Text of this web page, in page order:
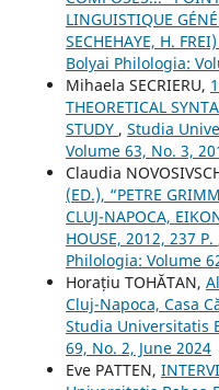
LINGUISTIQUE
SECHEHAYE, H. FREI)
Bolyai Philologia:
Mihaela SECRIERU,
THEORETICAL
STUDY , Studia
Volume 63, No. 3,
Claudia
(ED.), “PETRE
CLUJ-NAPOCA,
HOUSE, 2012, 237 P.
Philologia: Volume
Horațiu TOHĂTAN,
Cluj-Napoca, Casa
Studia Universitatis
69, No. 2, June 2024
Eve PATTEN,